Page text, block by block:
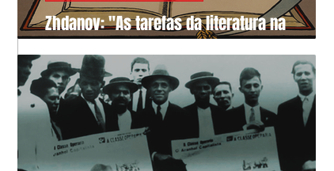
Zhdanov: "As tarefas da literatura na